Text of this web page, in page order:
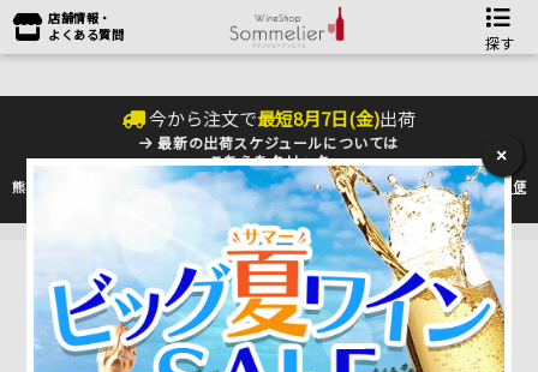
店舗情報・
よくある質問
探す
今から注文で最短8月7日(金)出荷
最新の出荷スケジュールについては
こちらをクリック
熊本地震の影響により九州への配送に遅れが生じております。最新情報は佐川急便
のHP
をご確認下さい。
×